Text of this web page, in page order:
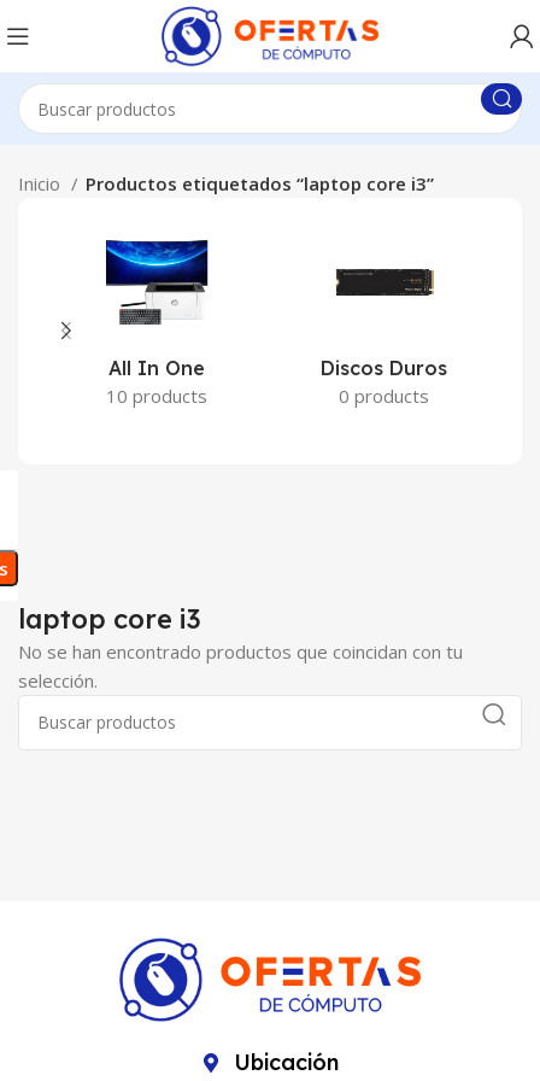
Inicio Productos etiquetados “laptop core i3”
All In One
10 products
Discos Duros
0 products
laptop core i3
No se han encontrado productos que coincidan con tu
selección.
Ubicación